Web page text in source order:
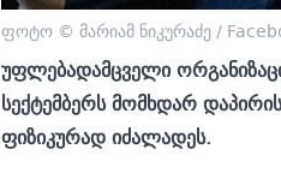
ფოტო © მარიამ ნიკურაძე /
უფლებადამცველი
სექტემბერს მომხდარ
ფიზიკურად იძალადეს.